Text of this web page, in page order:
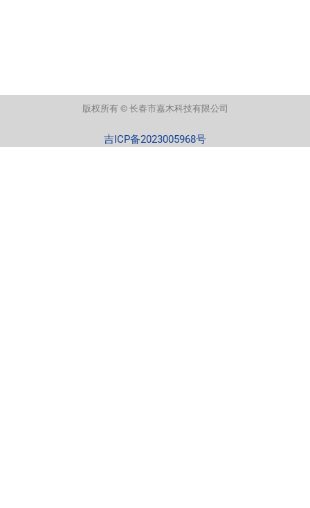
版权所有 © 长春市嘉木科技有限公司
吉ICP备2023005968号